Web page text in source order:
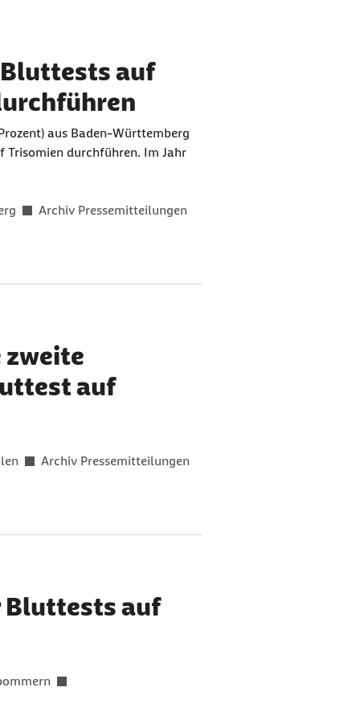
auf
aus Baden-Württemberg
Trisomien durchführen. Im Jahr
Archiv Pressemitteilungen
zweite
auf
Archiv Pressemitteilungen
Bluttests auf